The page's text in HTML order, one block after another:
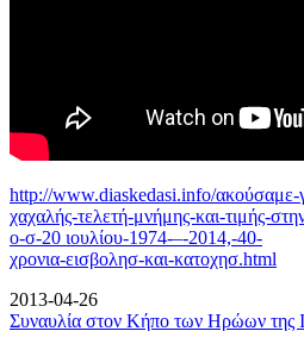
http://www.diaskedasi.info/ακούσαμε-
χαχαλής-τελετή-μνήμης-και-τιμής-
ο-σ-20 ιουλίου-1974-–-2014,-40-
χρονια-εισβολησ-και-κατοχησ.html
2013-04-26
Συναυλία στον Κήπο των Ηρώων της